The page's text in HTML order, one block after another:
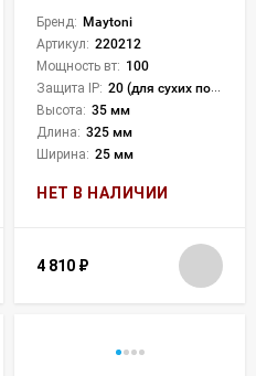
Бренд: Maytoni
Артикул: 220212
Мощность вт: 100
Защита IP: 20 (для сухих пом.)
Высота: 35 мм
Длина: 325 мм
Ширина: 25 мм
НЕТ В НАЛИЧИИ
4 810 ₽